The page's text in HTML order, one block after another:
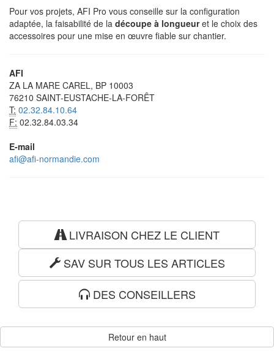
Pour vos projets, AFI Pro vous conseille sur la configuration
adaptée, la faisabilité de la découpe à longueuret le choix des
accessoires pour une mise en œuvre fiable sur chantier.
AFI
ZA LA MARE CAREL, BP 10003
76210 SAINT-EUSTACHE-LA-FORÊT
T: 02.32.84.10.64
F: 02.32.84.03.34
E-mail
afi@afi-normandie.com
LIVRAISON CHEZ LE CLIENT
SAV SUR TOUS LES ARTICLES
DES CONSEILLERS
Retour en haut